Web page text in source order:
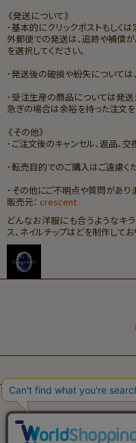
《発送について》
･基本的にクリックポストもしく
外郵便での発送は、追跡や補償
を選択してください。
･発送後の破損や紛失については
･受注生産の商品については発送
急ぎの場合は余裕を持った注文を
《その他》
･ご注文後のキャンセル、返品、
･転売目的でのご購入はご遠慮く
･その他にご不明点や質問があり
販売元： crescent
どんなお洋服にも合うようなキ
ス、ネイルチップはどを制作してお
© 2024